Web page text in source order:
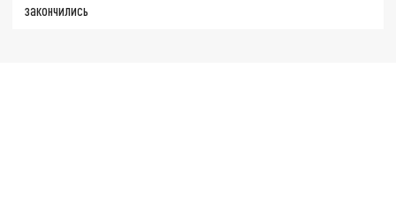
закончились